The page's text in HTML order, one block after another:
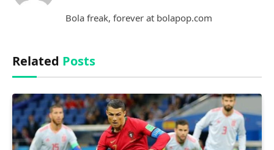
Bola freak, forever at bolapop.com
Related Posts